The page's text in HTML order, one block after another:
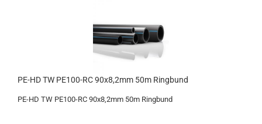
PE-HD TW PE100-RC 90x8,2mm 50m Ringbund
PE-HD TW PE100-RC 90x8,2mm 50m Ringbund